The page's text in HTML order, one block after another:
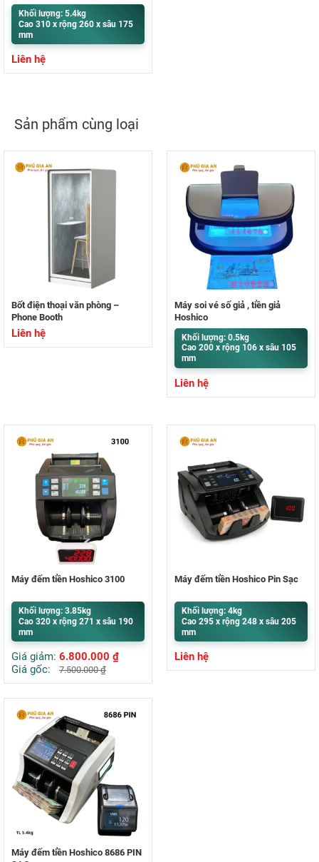
Khối lượng: 5.4kg
Cao 310 x rộng 260 x sâu 175
mm
Liên hệ
Sản phẩm cùng loại
Bốt điện thoại văn phòng –
Phone Booth
Liên hệ
Máy soi vé số giả , tiền giả
Hoshico
Khối lượng: 0.5kg
Cao 200 x rộng 106 x sâu 105
mm
Liên hệ
Máy đếm tiền Hoshico 3100
Khối lượng: 3.85kg
Cao 320 x rộng 271 x sâu 190
mm
Giá giảm: 6.800.000 ₫
Giá gốc:
7.500.000₫
Máy đếm tiền Hoshico Pin Sạc
Khối lượng: 4kg
Cao 295 x rộng 248 x sâu 205
mm
Liên hệ
Máy đếm tiền Hoshico 8686 PIN